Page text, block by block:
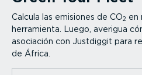
Calcula las emisiones de CO2 en
herramienta. Luego, averigua
asociación con Justdiggit para
de África.